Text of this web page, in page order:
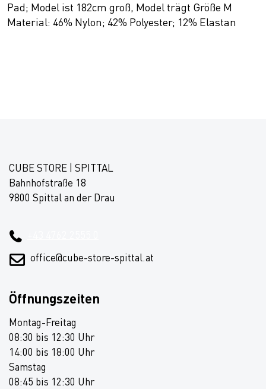
Pad; Model ist 182cm groß, Model trägt Größe M
Material: 46% Nylon; 42% Polyester; 12% Elastan
CUBE STORE | SPITTAL
Bahnhofstraße 18
9800 Spittal an der Drau
office@cube-store-spittal.at
Öffnungszeiten
Montag-Freitag
08:30 bis 12:30 Uhr
14:00 bis 18:00 Uhr
Samstag
08:45 bis 12:30 Uhr